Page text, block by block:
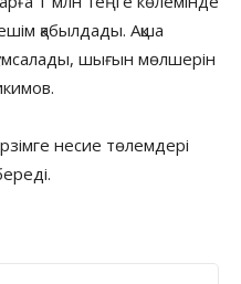
қабылдады. Ақша
шығын мөлшерін
несие төлемдері